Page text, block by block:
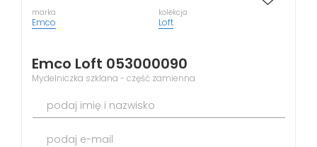
marka
Emco
kolekcja
Loft
Emco Loft 053000090
Mydelniczka szklana - część zamienna
podaj imię i nazwisko
podaj e-mail